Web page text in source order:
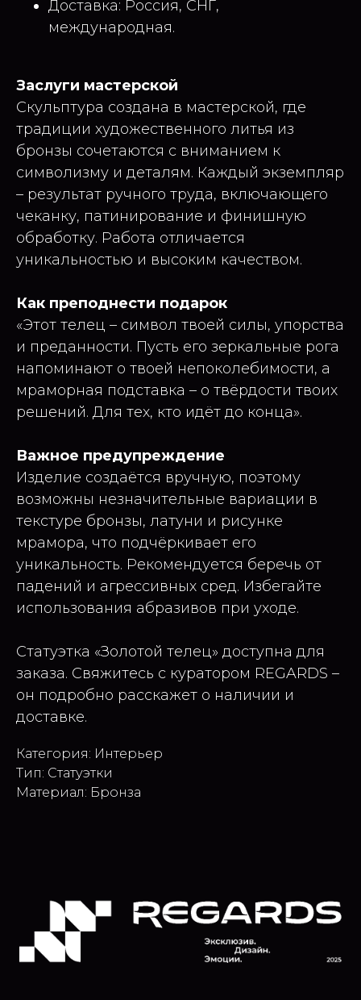
Доставка: Россия, СНГ,
международная.
Заслуги мастерской
Скульптура создана в мастерской, где
традиции художественного литья из
бронзы сочетаются с вниманием к
символизму и деталям. Каждый экземпляр
– результат ручного труда, включающего
чеканку, патинирование и финишную
обработку. Работа отличается
уникальностью и высоким качеством.
Как преподнести подарок
«Этот телец – символ твоей силы, упорства
и преданности. Пусть его зеркальные рога
напоминают о твоей непоколебимости, а
мраморная подставка – о твёрдости твоих
решений. Для тех, кто идёт до конца».
Важное предупреждение
Изделие создаётся вручную, поэтому
возможны незначительные вариации в
текстуре бронзы, латуни и рисунке
мрамора, что подчёркивает его
уникальность. Рекомендуется беречь от
падений и агрессивных сред. Избегайте
использования абразивов при уходе.
Статуэтка «Золотой телец» доступна для
заказа. Свяжитесь с куратором REGARDS –
он подробно расскажет о наличии и
доставке.
Категория: Интерьер
Тип: Статуэтки
Материал: Бронза